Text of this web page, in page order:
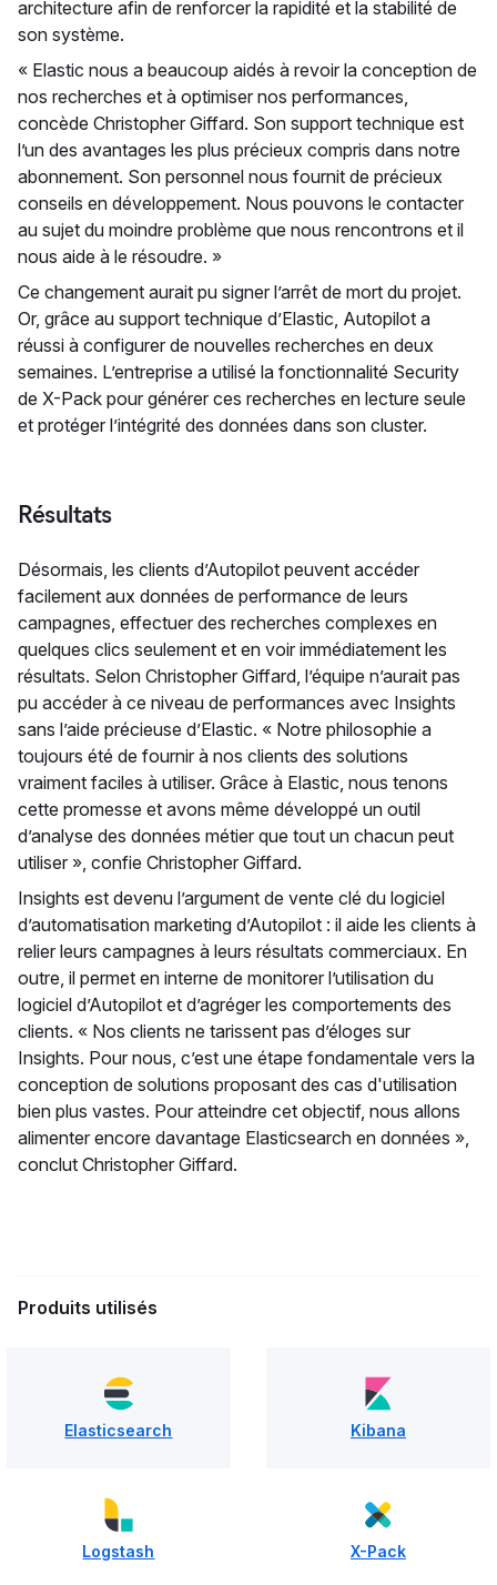
architecture afin de renforcer la rapidité et la stabilité de
son système.
« Elastic nous a beaucoup aidés à revoir la conception de
nos recherches et à optimiser nos performances,
concède Christopher Giffard. Son support technique est
l’un des avantages les plus précieux compris dans notre
abonnement. Son personnel nous fournit de précieux
conseils en développement. Nous pouvons le contacter
au sujet du moindre problème que nous rencontrons et il
nous aide à le résoudre. »
Ce changement aurait pu signer l’arrêt de mort du projet.
Or, grâce au support technique d’Elastic, Autopilot a
réussi à configurer de nouvelles recherches en deux
semaines. L’entreprise a utilisé la fonctionnalité Security
de X-Pack pour générer ces recherches en lecture seule
et protéger l’intégrité des données dans son cluster.
Résultats
Désormais, les clients d’Autopilot peuvent accéder
facilement aux données de performance de leurs
campagnes, effectuer des recherches complexes en
quelques clics seulement et en voir immédiatement les
résultats. Selon Christopher Giffard, l’équipe n’aurait pas
pu accéder à ce niveau de performances avec Insights
sans l’aide précieuse d’Elastic. « Notre philosophie a
toujours été de fournir à nos clients des solutions
vraiment faciles à utiliser. Grâce à Elastic, nous tenons
cette promesse et avons même développé un outil
d’analyse des données métier que tout un chacun peut
utiliser », confie Christopher Giffard.
Insights est devenu l’argument de vente clé du logiciel
d’automatisation marketing d’Autopilot : il aide les clients à
relier leurs campagnes à leurs résultats commerciaux. En
outre, il permet en interne de monitorer l’utilisation du
logiciel d’Autopilot et d’agréger les comportements des
clients. « Nos clients ne tarissent pas d’éloges sur
Insights. Pour nous, c’est une étape fondamentale vers la
conception de solutions proposant des cas d'utilisation
bien plus vastes. Pour atteindre cet objectif, nous allons
alimenter encore davantage Elasticsearch en données »,
conclut Christopher Giffard.
Produits utilisés
Elasticsearch Kibana
Logstash X-Pack